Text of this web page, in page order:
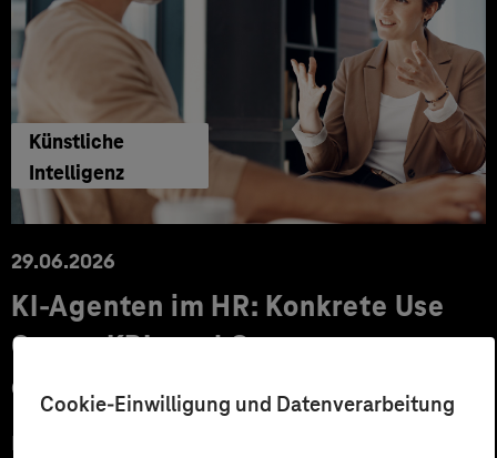
Cookie-Einwilligung und Datenverarbeitung
Künstliche
Intelligenz
29.06.2026
KI‑Agenten im HR: Konkrete Use
Cases, KPIs und Governance
entlang der Employee Journey
KI‑Agenten im HR sind mehr als Chatbots: Sie